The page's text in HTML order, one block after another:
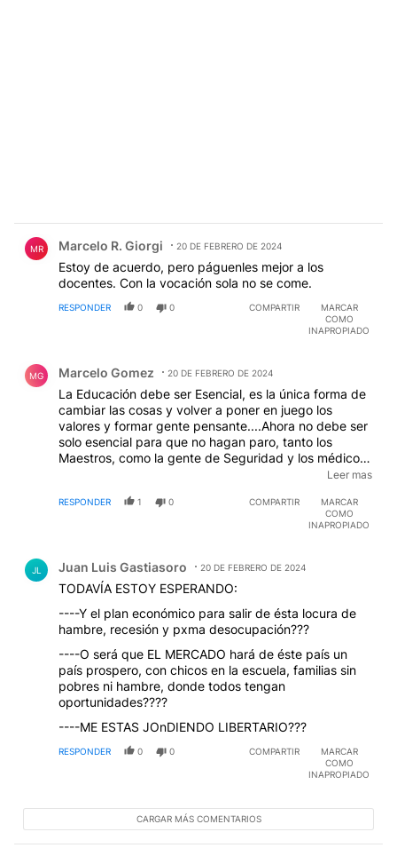
MR Marcelo R. Giorgi 20 DE FEBRERO DE 2024
Estoy de acuerdo, pero páguenles mejor a los
docentes. Con la vocación sola no se come.
RESPONDER 0 0 COMPARTIR
MARCAR
COMO
INAPROPIADO
MG Marcelo Gomez 20 DE FEBRERO DE 2024
La Educación debe ser Esencial, es la única forma de
cambiar las cosas y volver a poner en juego los
valores y formar gente pensante....Ahora no debe ser
solo esencial para que no hagan paro, tanto los
Maestros, como la gente de Seguridad y los médicos
MÉDICO DE HOSPITAL PÚBLICO......ahí esta el gran
curro que los legisladores se la llevan toda porque
Leer mas
RESPONDER 1 0 COMPARTIR
MARCAR
COMO
INAPROPIADO
JL Juan Luis Gastiasoro 20 DE FEBRERO DE 2024
TODAVÍA ESTOY ESPERANDO:
----Y el plan económico para salir de ésta locura de
hambre, recesión y pxma desocupación???
----O será que EL MERCADO hará de éste país un
país prospero, con chicos en la escuela, familias sin
pobres ni hambre, donde todos tengan
oportunidades????
----ME ESTAS JOnDIENDO LIBERTARIO???
RESPONDER 0 0 COMPARTIR
MARCAR
COMO
INAPROPIADO
CARGAR MÁS COMENTARIOS